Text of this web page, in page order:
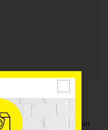
elementiem, kuri